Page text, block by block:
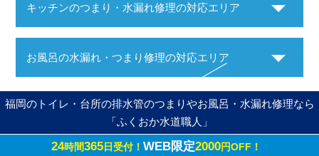
キッチンのつまり・水漏れ修理の対応エリア
お風呂の水漏れ・つまり修理の対応エリア
福岡のトイレ・台所の排水管のつまりやお風呂・水漏れ修理なら
「ふくおか水道職人」
Copyright ©ふくおか水道職人. All Rights Reserved.
24時間365日受付！ WEB限定2000円OFF！